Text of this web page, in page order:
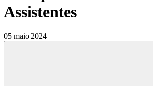
Assistentes
05 maio 2024